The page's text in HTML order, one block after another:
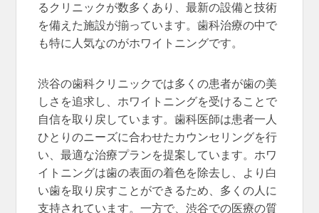
るクリニックが数多くあり、最新の設備と技術
を備えた施設が揃っています。歯科治療の中で
も特に人気なのがホワイトニングです。
渋谷の歯科クリニックでは多くの患者が歯の美
しさを追求し、ホワイトニングを受けることで
自信を取り戻しています。歯科医師は患者一人
ひとりのニーズに合わせたカウンセリングを行
い、最適な治療プランを提案しています。ホワ
イトニングは歯の表面の着色を除去し、より白
い歯を取り戻すことができるため、多くの人に
支持されています。一方で、渋谷での医療の質